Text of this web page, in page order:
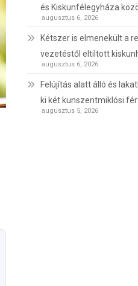
és Kiskunfélegyháza
augusztus 6, 2026
Kétszer is elmenekült a
vezetéstől eltiltott
augusztus 6, 2026
Felújítás alatt álló és
ki két kunszentmiklósi
augusztus 5, 2026